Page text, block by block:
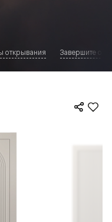
открывания Завершите